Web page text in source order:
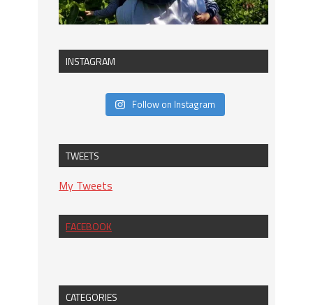
INSTAGRAM
Follow on Instagram
TWEETS
My Tweets
FACEBOOK
CATEGORIES